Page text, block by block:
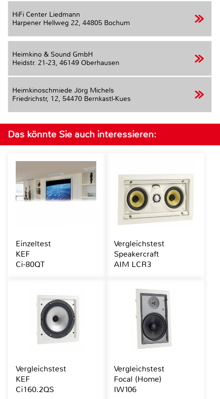
HiFi Center Liedmann
Harpener Hellweg 22, 44805 Bochum
Heimkino & Sound GmbH
Heidstr. 21-23, 46149 Oberhausen
Heimkinoschmiede Jörg Michels
Friedrichstr, 12, 54470 Bernkastl-Kues
Das könnte Sie auch interessieren:
Einzeltest
KEF
Ci-80QT
Vergleichstest
Speakercraft
AIM LCR3
Vergleichstest
KEF
Ci160.2QS
Vergleichstest
Focal (Home)
IW106